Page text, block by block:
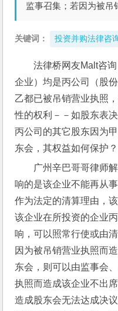
监事召集；若因为被吊
关键词： 投资并购法律咨
法律桥网友Malt咨
企业）均是丙公司（股
乙都已被吊销营业执照
性的权利－－如股东表
丙公司的其它股东因为
东会，其权益如何保护？
广州辛巴哥哥律师
响的是该企业不能再从
作为法定的清算理由，
该企业在所投资的企业
响，可以照常行使或由
因为被吊销营业执照而
东会，则可以由监事会
执照而造成该企业不出
造成股东会无法达成决